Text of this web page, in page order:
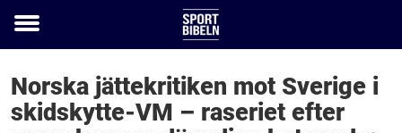
Toggle
Norska jättekritiken mot Sverige i
skidskytte-VM – raseriet efter